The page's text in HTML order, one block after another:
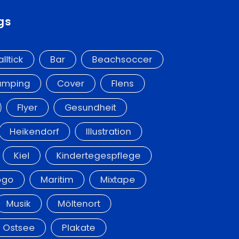
Bar
Beachsoccer
Cover
Flens
Flyer
Gesundheit
Heikendorf
Illustration
Kiel
Kindertegespflege
Maritim
Mixtape
Musik
Möltenort
Ostsee Plakate